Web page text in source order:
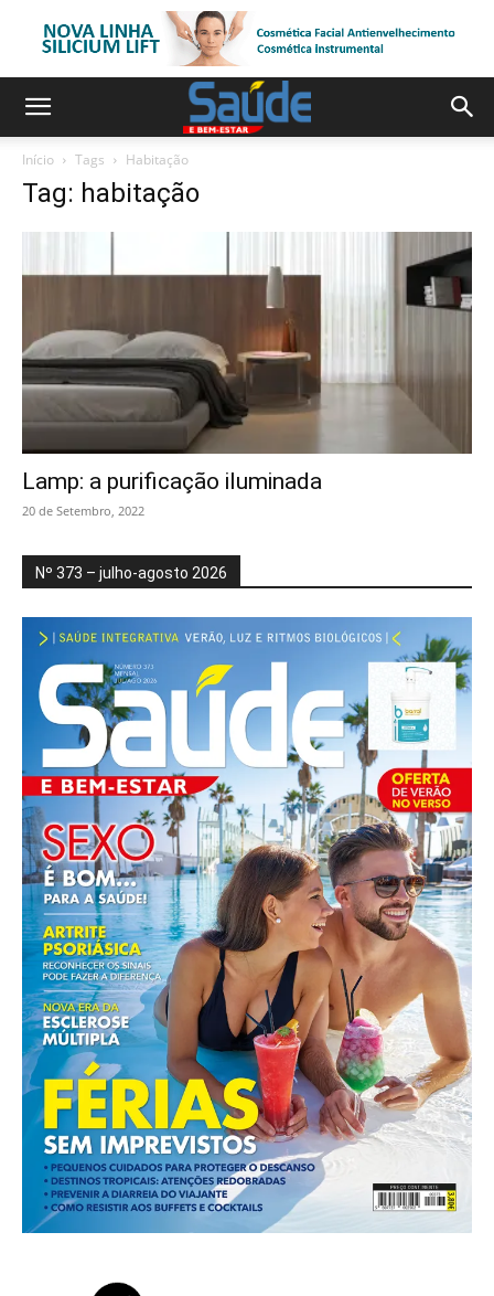
Início Tags Habitação
Tag: habitação
Lamp: a purificação iluminada
20 de Setembro, 2022
Nº 373 – julho-agosto 2026